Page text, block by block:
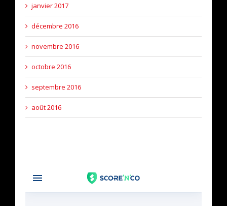
janvier 2017
décembre 2016
novembre 2016
octobre 2016
septembre 2016
août 2016